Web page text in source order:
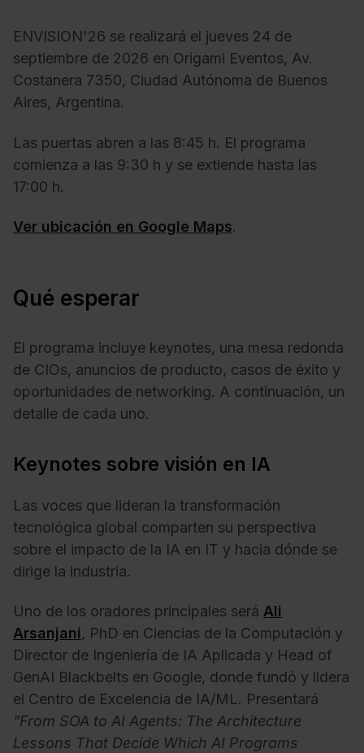
ENVISION'26 se realizará el jueves 24 de
septiembre de 2026 en Origami Eventos, Av.
Costanera 7350, Ciudad Autónoma de Buenos
Aires, Argentina.
Las puertas abren a las 8:45 h. El programa
comienza a las 9:30 h y se extiende hasta las
17:00 h.
Ver ubicación en Google Maps.
Qué esperar
El programa incluye keynotes, una mesa redonda
de CIOs, anuncios de producto, casos de éxito y
oportunidades de networking. A continuación, un
detalle de cada uno.
Keynotes sobre visión en IA
Las voces que lideran la transformación
tecnológica global comparten su perspectiva
sobre el impacto de la IA en IT y hacia dónde se
dirige la industria.
Uno de los oradores principales será Ali
Arsanjani, PhD en Ciencias de la Computación y
Director de Ingeniería de IA Aplicada y Head of
GenAI Blackbelts en Google, donde fundó y lidera
el Centro de Excelencia de IA/ML. Presentará
"From SOA to AI Agents: The Architecture
Lessons That Decide Which AI Programs